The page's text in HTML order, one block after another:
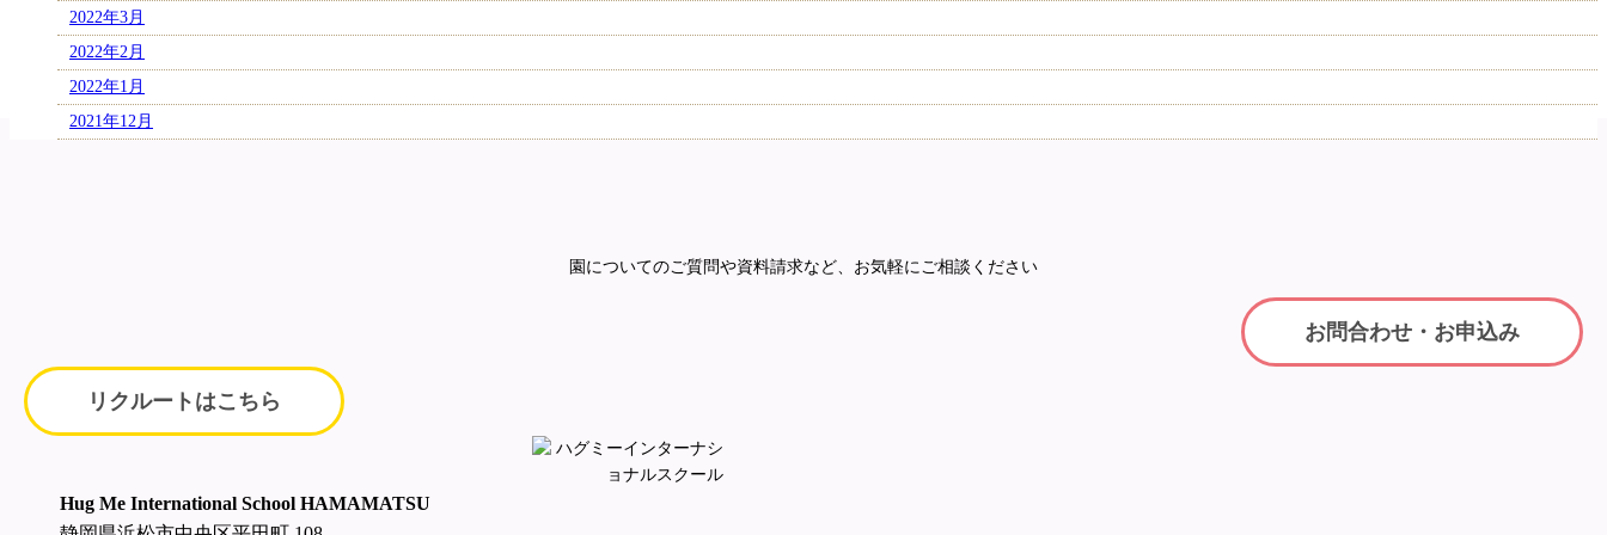
2022年3月
2022年2月
2022年1月
2021年12月
園についてのご質問や資料請求など、 お気軽にご相談ください
お問合わせ・お申込み
リクルートはこちら
Hug Me International School HAMAMATSU